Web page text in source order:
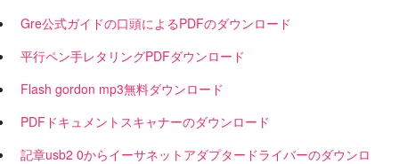
Gre公式ガイドの口頭によるPDFのダウンロード
平行ペン手レタリングPDFダウンロード
Flash gordon mp3無料ダウンロード
PDFドキュメントスキャナーのダウンロード
記章usb2 0からイーサネットアダプタードライバーのダウンロ